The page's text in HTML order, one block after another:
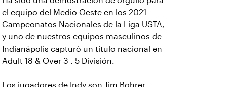
el equipo del Medio Oeste en los 2021
Campeonatos Nacionales de la Liga USTA,
y uno de nuestros equipos masculinos de
Indianápolis capturó un título nacional en
Adult 18 & Over 3 . 5 División.
Los jugadores de Indy son Jim Bohrer,